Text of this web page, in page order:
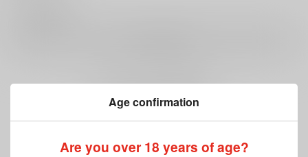
Age confirmation
Are you over 18 years of age?